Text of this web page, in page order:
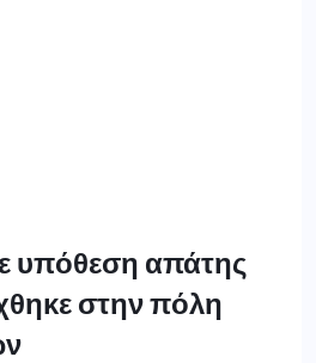
υπόθεση απάτης
στην πόλη